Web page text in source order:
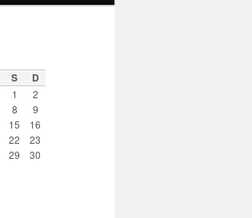
S D
1
2
8
9
15
16
22
23
29
30